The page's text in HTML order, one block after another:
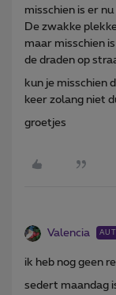
misschien is er
De zwakke
maar misschien
de draden op
kun je misschien
keer zolang niet
groetjes
Valencia
ik heb nog geen
sedert maandag